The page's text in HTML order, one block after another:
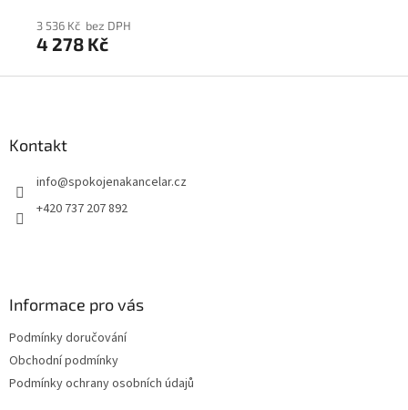
3 536 Kč bez DPH
4 278 Kč
Kontakt
info@spokojenakancelar.cz
+420 737 207 892
Informace pro vás
Podmínky doručování
Obchodní podmínky
Podmínky ochrany osobních údajů